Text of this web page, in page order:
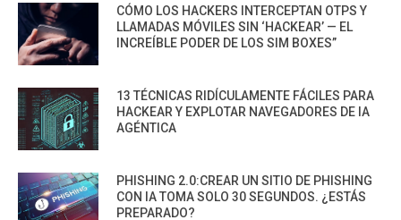
CÓMO LOS HACKERS INTERCEPTAN OTPS Y
LLAMADAS MÓVILES SIN ‘HACKEAR’ — EL
INCREÍBLE PODER DE LOS SIM BOXES”
13 TÉCNICAS RIDÍCULAMENTE FÁCILES PARA
HACKEAR Y EXPLOTAR NAVEGADORES DE IA
AGÉNTICA
PHISHING 2.0:CREAR UN SITIO DE PHISHING
CON IA TOMA SOLO 30 SEGUNDOS. ¿ESTÁS
PREPARADO?